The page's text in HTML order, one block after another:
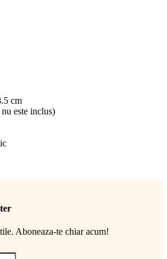
cm
este inclus)
Aboneaza-te chiar acum!